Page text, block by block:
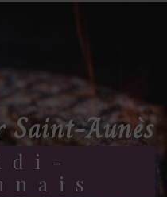
Saint-Aunès